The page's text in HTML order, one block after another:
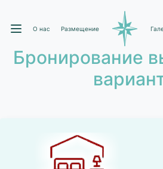
О нас Размещение
Бронирование